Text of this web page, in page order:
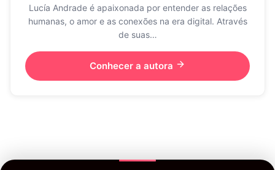
Lucía Andrade é apaixonada por entender as relações
humanas, o amor e as conexões na era digital. Através
de suas…
Conhecer a autora